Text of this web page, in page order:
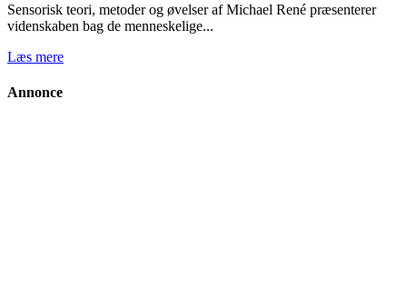
Sensorisk teori, metoder og øvelser af Michael René præsenterer
videnskaben bag de menneskelige...
Læs mere
Annonce